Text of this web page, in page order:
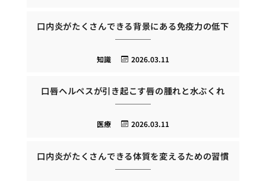
口内炎がたくさんできる背景にある免疫力の低下
2026.03.11
知識
口唇ヘルペスが引き起こす唇の腫れと水ぶくれ
2026.03.11
医療
口内炎がたくさんできる体質を変えるための習慣